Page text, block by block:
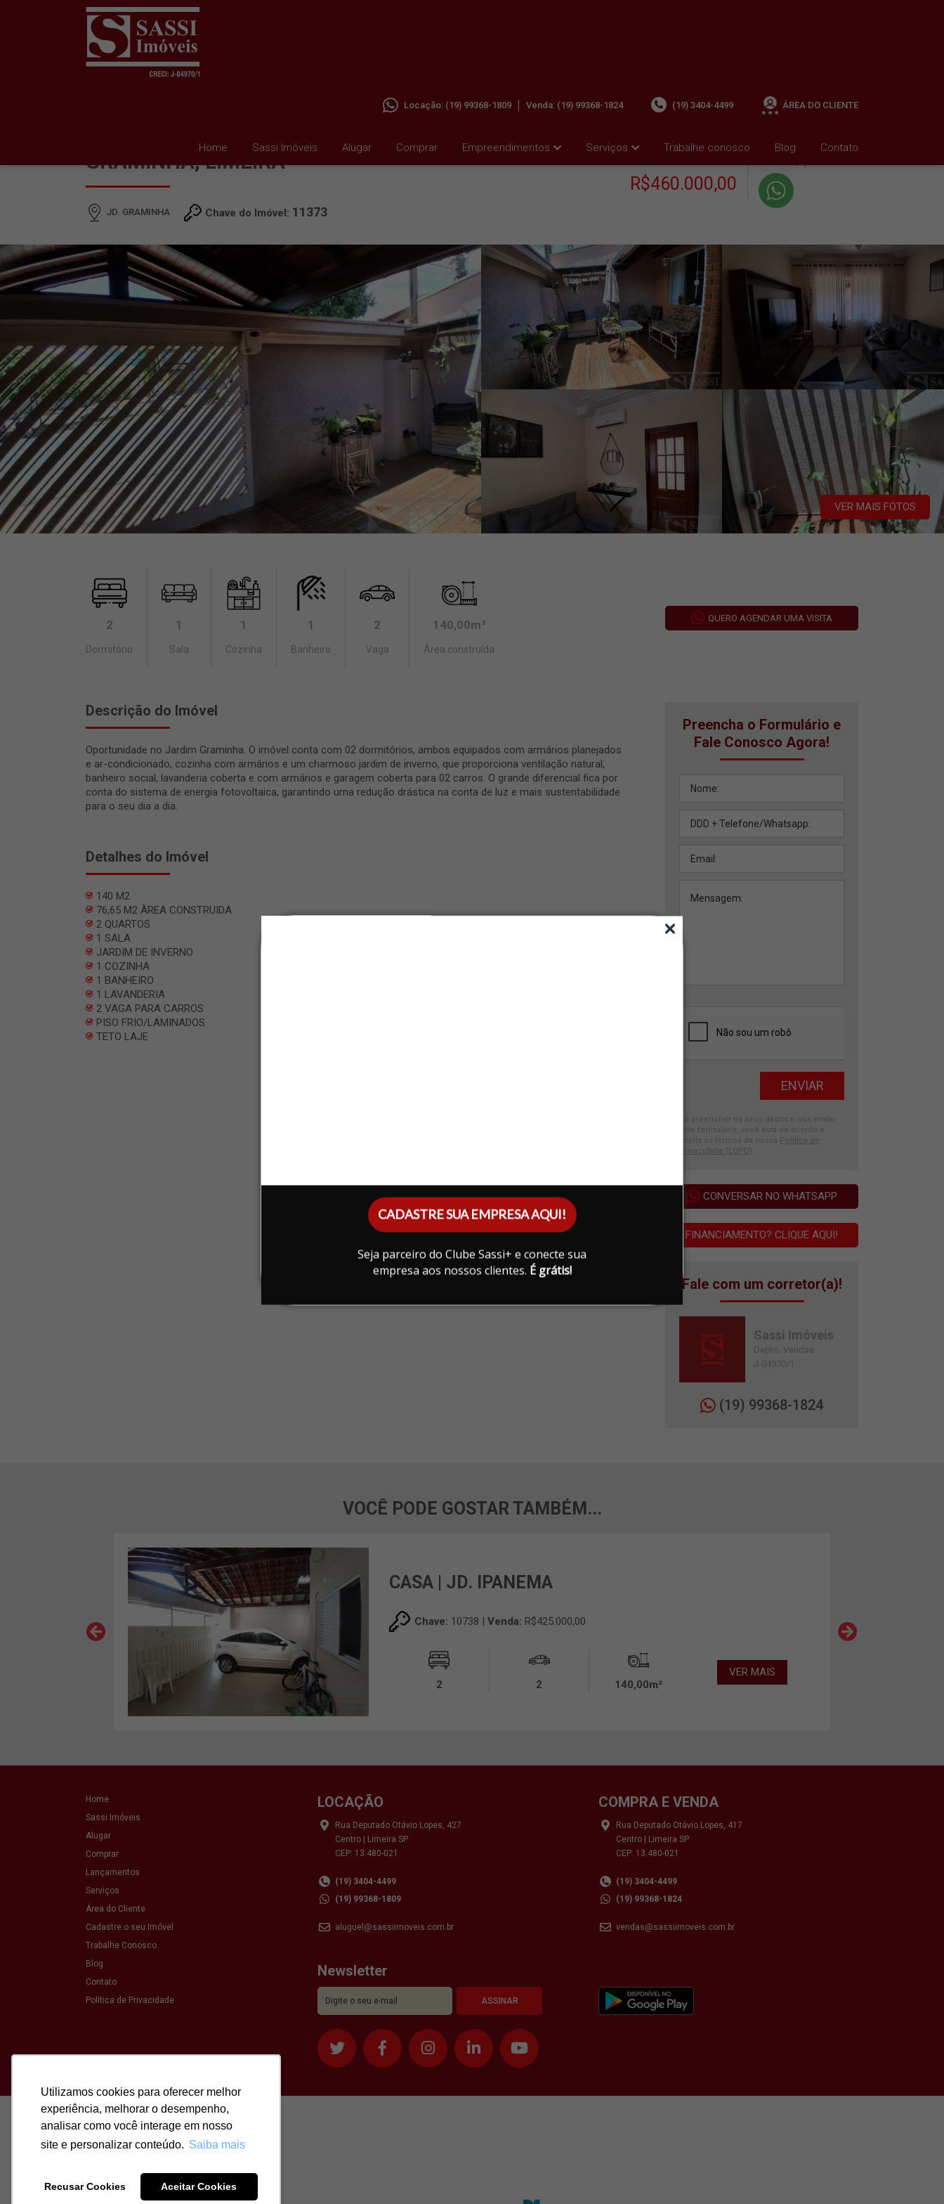
CADASTRE SUA EMPRESA AQUI!
Seja parceiro do Clube Sassi+ e conecte sua
empresa aos nossos clientes. É grátis!
Utilizamos cookies para oferecer melhor
experiência, melhorar o desempenho,
analisar como você interage em nosso
site e personalizar conteúdo. Saiba mais
Recusar Cookies Aceitar Cookies
Utilizamos cookies para oferecer melhor
experiência, melhorar o desempenho,
analisar como você interage em nosso
site e personalizar conteúdo. Saiba mais
Recusar Cookies Aceitar Cookies
Home Sassi Imóveis Alugar Comprar Empreendimentos Serviços Trabalhe conosco Blog Contato
Locação: (19) 99368-1809 Venda: (19) 99368-1824 (19) 3404-4499 ÁREA DO CLIENTE
GRAMINHA, LIMEIRA
JD. GRAMINHA Chave do Imóvel: 11373
R$460.000,00
+ Condomínio R$0,00
VER MAIS FOTOS
2
Dormitório
1
Sala
1
Cozinha
1
Banheiro
2
Vaga
140,00m²
Área construída
QUERO AGENDAR UMA VISITA
Descrição do Imóvel
Oportunidade no Jardim Graminha. O imóvel conta com 02 dormitórios, ambos equipados com armários planejados
e ar-condicionado, cozinha com armários e um charmoso jardim de inverno, que proporciona ventilação natural,
banheiro social, lavanderia coberta e com armários e garagem coberta para 02 carros. O grande diferencial fica por
conta do sistema de energia fotovoltaica, garantindo uma redução drástica na conta de luz e mais sustentabilidade
para o seu dia a dia.
Detalhes do Imóvel
140 M2
76,65 M2 ÀREA CONSTRUIDA
2 QUARTOS
1 SALA
JARDIM DE INVERNO
1 COZINHA
1 BANHEIRO
1 LAVANDERIA
2 VAGA PARA CARROS
PISO FRIO/LAMINADOS
TETO LAJE
Preencha o Formulário e
Fale Conosco Agora!
Ao preencher os seus dados e nos enviar
este formulário, você está de acordo e
aceita os termos da nossa
Política de
Privacidade (LGPD)
CONVERSAR NO WHATSAPP
FINANCIAMENTO? CLIQUE AQUI!
Fale com um corretor(a)!
Sassi Imóveis
Depto. Vendas
J-04970/1
(19) 99368-1824
VOCÊ PODE GOSTAR TAMBÉM...
CASA | JD. IPANEMA
Chave: 10738 |Venda: R$425.000,00
2 2 140,00m²
VER MAIS
Home
Sassi Imóveis
Alugar
Comprar
Lançamentos
Serviços
Área do Cliente
Cadastre o seu Imóvel
Trabalhe Conosco
Blog
Contato
Política de Privacidade
LOCAÇÃO
Rua Deputado Otávio Lopes, 427
Centro | Limeira SP
CEP: 13.480-021
(19) 3404-4499
(19) 99368-1809
aluguel@sassiimoveis.com.br
COMPRA E VENDA
Rua Deputado Otávio Lopes, 417
Centro | Limeira SP
CEP: 13.480-021
(19) 3404-4499
(19) 99368-1824
vendas@sassiimoveis.com.br
Newsletter